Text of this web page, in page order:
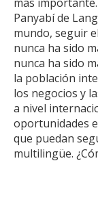
Panyabí de
mundo, seguir
nunca ha sido
nunca ha sido
la población
los negocios y
a nivel
oportunidades
que puedan
multilingüe.